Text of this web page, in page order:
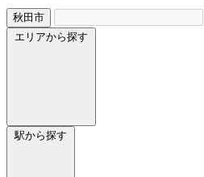
秋田市
エリアから探す
駅から探す